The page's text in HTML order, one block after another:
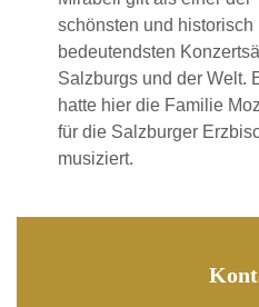
schönsten und historisch
bedeutendsten
Salzburgs und der Welt.
hatte hier die Familie
für die Salzburger
musiziert.